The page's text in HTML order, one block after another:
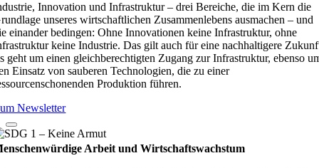
Innovation und Infrastruktur – drei Bereiche, die im Kern die
unseres wirtschaftlichen Zusammenlebens ausmachen – und
einander bedingen: Ohne Innovationen keine Infrastruktur, ohne
keine Industrie. Das gilt auch für eine nachhaltigere
geht um einen gleichberechtigten Zugang zur Infrastruktur, ebenso
Einsatz von sauberen Technologien, die zu einer
Produktion führen.
Newsletter
Arbeit und Wirtschaftswachstum